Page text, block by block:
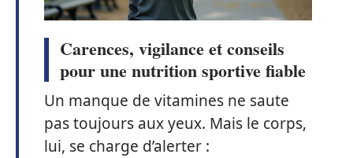
Carences, vigilance et conseils
pour une nutrition sportive fiable
Un manque de vitamines ne saute
pas toujours aux yeux. Mais le corps,
lui, se charge d’alerter :